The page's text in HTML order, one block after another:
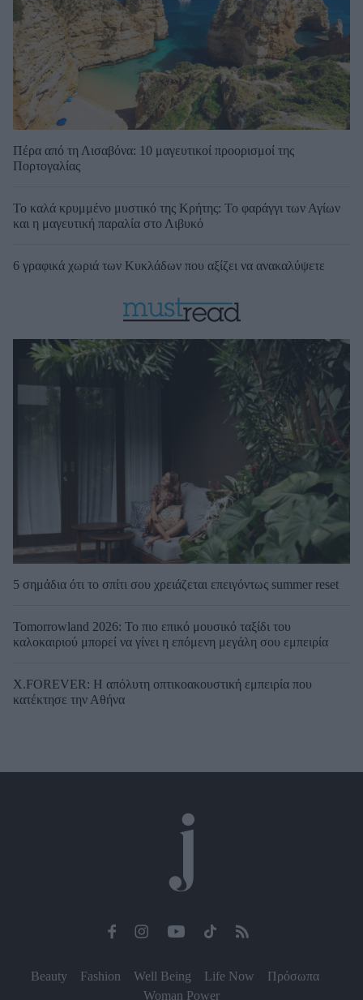
Πέρα από τη Λισαβόνα: 10 μαγευτικοί προορισμοί της
Πορτογαλίας
Το καλά κρυμμένο μυστικό της Κρήτης: Το φαράγγι των Αγίων
και η μαγευτική παραλία στο Λιβυκό
6 γραφικά χωριά των Κυκλάδων που αξίζει να ανακαλύψετε
5 σημάδια ότι το σπίτι σου χρειάζεται επειγόντως summer reset
Tomorrowland 2026: Το πιο επικό μουσικό ταξίδι του
καλοκαιριού μπορεί να γίνει η επόμενη μεγάλη σου εμπειρία
X.FOREVER: Η απόλυτη οπτικοακουστική εμπειρία που
κατέκτησε την Αθήνα
Beauty Fashion Well Being Life Now
Πρόσωπα
Woman Power